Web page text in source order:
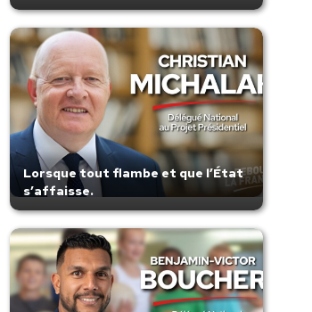
Lorsque tout flambe et que l’État
s’affaisse.